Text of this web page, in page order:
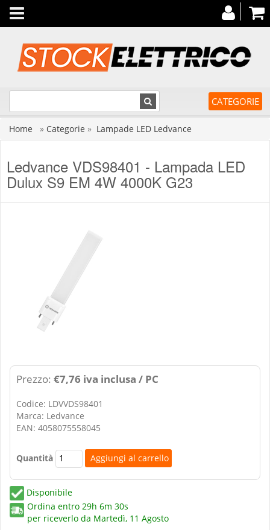
Toggle
navigation
CATEGORIE
Home » Categorie » Lampade LED Ledvance
Ledvance VDS98401 - Lampada LED
Dulux S9 EM 4W 4000K G23
Prezzo: €7,76 iva inclusa / PC
Codice: LDVVDS98401
Marca: Ledvance
EAN: 4058075558045
Quantità
Disponibile
Ordina entro 29h 6m 30s
per riceverlo da Martedì, 11 Agosto